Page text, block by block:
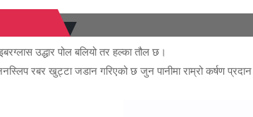
उद्धार पोल बलियो तर हल्का तौल छ।
रबर खुट्टा जडान गरिएको छ जुन पानीमा राम्रो कर्षण